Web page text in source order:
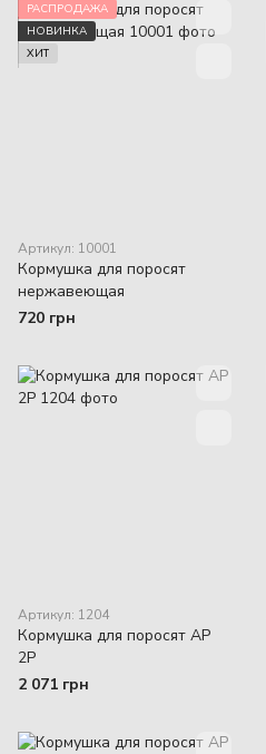
РАСПРОДАЖА
НОВИНКА
ХИТ
Артикул: 10001
Кормушка для поросят
нержавеющая
720 грн
Артикул: 1204
Кормушка для поросят AP
2P
2 071 грн